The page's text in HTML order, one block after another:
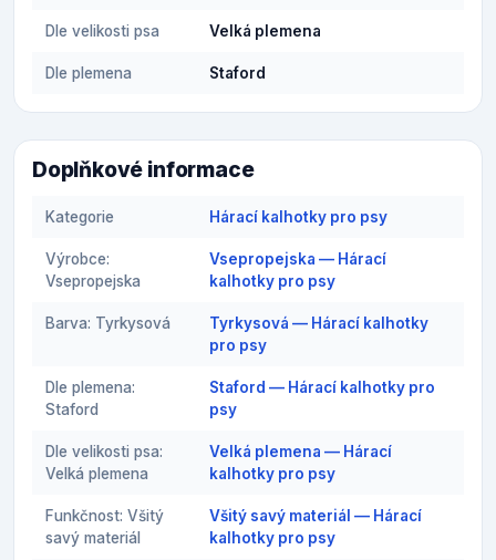
Dle velikosti psa Velká plemena
Dle plemena Staford
Doplňkové informace
Kategorie Hárací kalhotky pro psy
Výrobce:
Vsepropejska
Vsepropejska — Hárací
kalhotky pro psy
Barva: Tyrkysová
Tyrkysová — Hárací kalhotky
pro psy
Dle plemena:
Staford
Staford — Hárací kalhotky pro
psy
Dle velikosti psa:
Velká plemena
Velká plemena — Hárací
kalhotky pro psy
Funkčnost: Všitý
savý materiál
Všitý savý materiál — Hárací
kalhotky pro psy